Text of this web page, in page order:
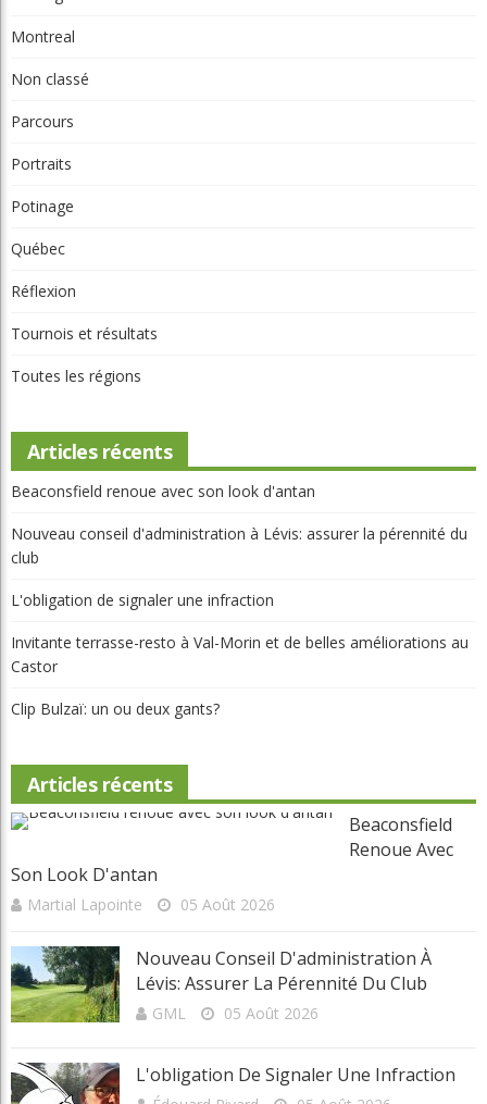
Le physio et vous
Les règles selon Édouard
Montreal
Non classé
Parcours
Portraits
Potinage
Québec
Réflexion
Toutes les régions
Articles récents
Beaconsfield renoue avec son look d'antan
Nouveau conseil d'administration à Lévis: assurer la pérennité du
club
L'obligation de signaler une infraction
Invitante terrasse-resto à Val-Morin et de belles améliorations au
Clip Bulzaï: un ou deux gants?
Son Look D'antan
Martial Lapointe 05 Août 2026
GML 05 Août 2026